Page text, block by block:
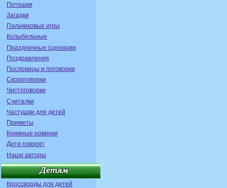
Потешки
Загадки
Пальчиковые игры
Колыбельные
Праздничные сценарии
Поздравления
Пословицы и поговорки
Скороговорки
Чистоговорки
Считалки
Частушки для детей
Приметы
Книжные новинки
Дети говорят
Наши авторы
Кроссворды для детей